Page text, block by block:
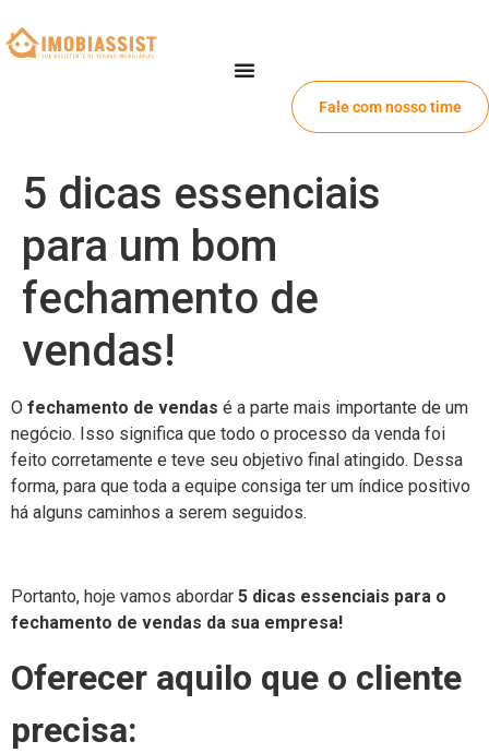
Fale com nosso time
5 dicas essenciais
para um bom
fechamento de
vendas!
O fechamento de vendas é a parte mais importante de um
negócio. Isso significa que todo o processo da venda foi
feito corretamente e teve seu objetivo final atingido. Dessa
forma, para que toda a equipe consiga ter um índice positivo
há alguns caminhos a serem seguidos.
Portanto, hoje vamos abordar 5 dicas essenciais para o
fechamento de vendas da sua empresa!
Oferecer aquilo que o cliente
precisa: